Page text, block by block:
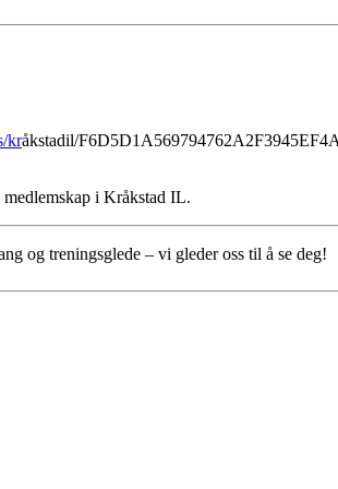
kråkstadil/
i Kråkstad IL.
og treningsglede – vi gleder oss til å se deg!